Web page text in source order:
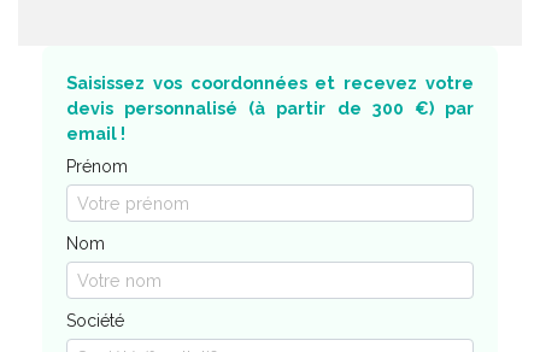
Saisissez vos coordonnées et recevez votre
devis personnalisé (à partir de 300 €) par
email !
Prénom
Nom
Société